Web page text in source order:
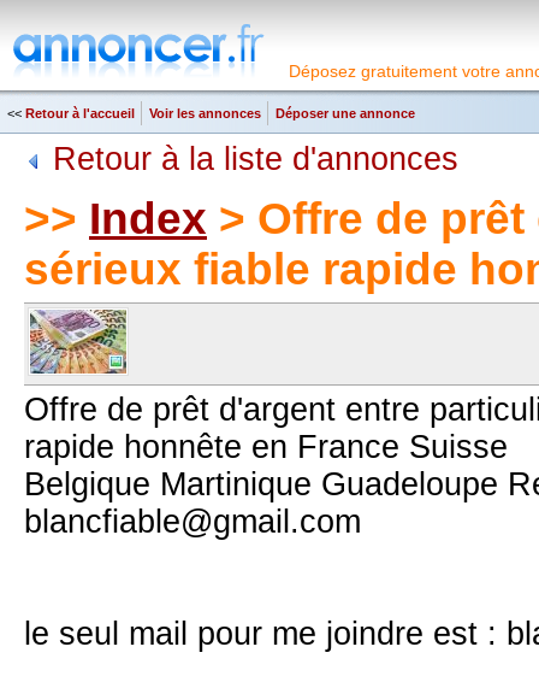
Déposez gratuitement votre
<< Retour à l'accueil Voir les annonces Déposer une annonce
Retour à la liste d'annonces
>> Index > Offre de
sérieux fiable rapide
Offre de prêt d'argent entre
rapide honnête en France Suisse
Belgique Martinique Guadeloupe
blancfiable@gmail.com
le seul mail pour me joindre est :